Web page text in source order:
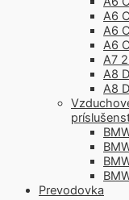
A6
A6
A6
A7
A8
A8
Prevodovka